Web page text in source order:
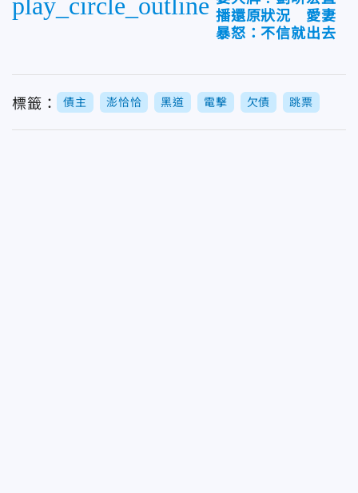
播還原狀況 愛妻
暴怒：不信就出去
標籤： 債主 澎恰恰 黑道 電擊 欠債 跳票